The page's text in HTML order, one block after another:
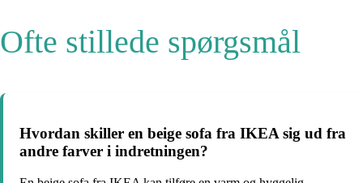
Ofte stillede spørgsmål
Hvordan skiller en beige sofa fra IKEA sig ud fra
andre farver i indretningen?